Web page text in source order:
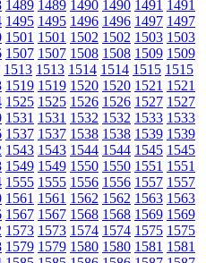
1489 1489 1490 1490 1491 1491
1495 1495 1496 1496 1497 1497
1501 1501 1502 1502 1503 1503
1507 1507 1508 1508 1509 1509
1513 1513 1514 1514 1515 1515
1519 1519 1520 1520 1521 1521
1525 1525 1526 1526 1527 1527
1531 1531 1532 1532 1533 1533
1537 1537 1538 1538 1539 1539
1543 1543 1544 1544 1545 1545
1549 1549 1550 1550 1551 1551
1555 1555 1556 1556 1557 1557
1561 1561 1562 1562 1563 1563
1567 1567 1568 1568 1569 1569
1573 1573 1574 1574 1575 1575
1579 1579 1580 1580 1581 1581